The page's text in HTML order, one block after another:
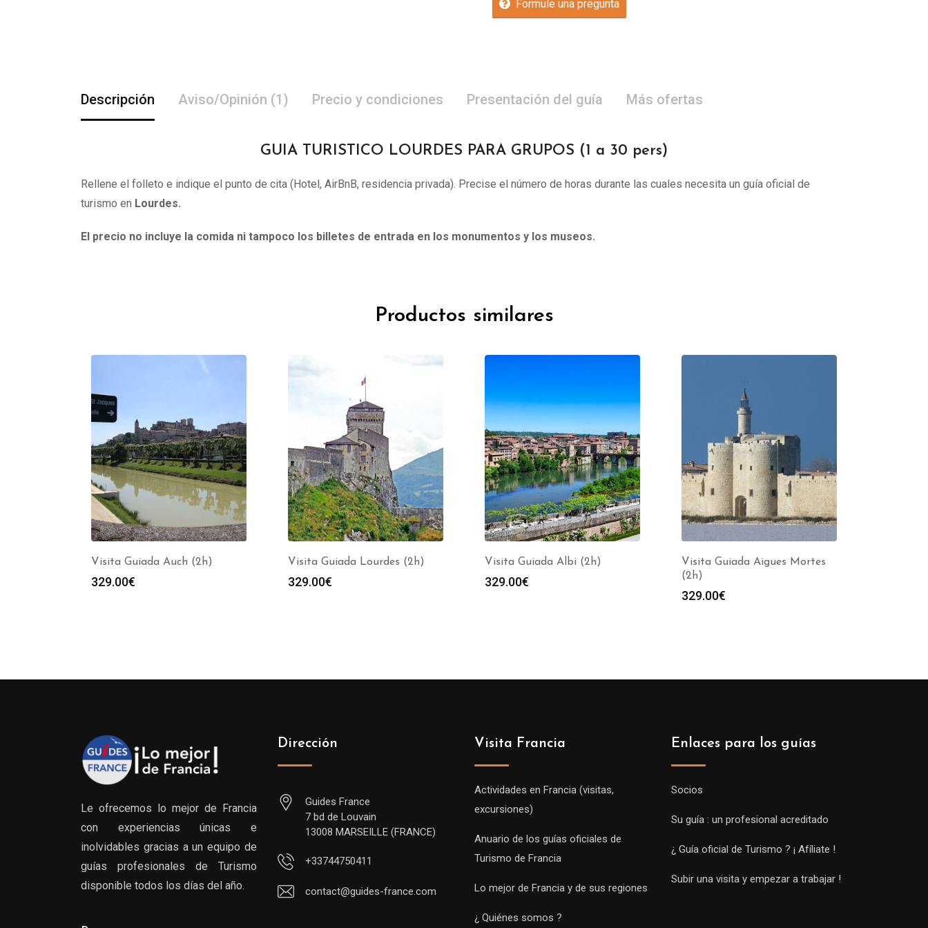
Formule una pregunta
Descripción Aviso/Opinión (1) Precio y condiciones Presentación del guía Más ofertas
GUIA TURISTICO LOURDES PARA GRUPOS (1 a 30 pers)
Rellene el folleto e indique el punto de cita (Hotel, AirBnB, residencia privada). Precise el número de horas durante las cuales necesita un guía oficial de
turismo en Lourdes.
El precio no incluye la comida ni tampoco los billetes de entrada en los monumentos y los museos.
Productos similares
Visita Guiada Auch (2h)
329.00€
Visita Guiada Lourdes (2h)
329.00€
Visita Guiada Albi (2h)
329.00€
Visita Guiada Aigues Mortes
(2h)
329.00€
Le ofrecemos lo mejor de Francia
con experiencias únicas e
inolvidables gracias a un equipo de
guías profesionales de Turismo
disponible todos los días del año.
Dirección
Guides France
7 bd de Louvain
13008 MARSEILLE (FRANCE)
+33744750411
contact@guides-france.com
Visita Francia
Actividades en Francia (visitas,
excursiones)
Anuario de los guías oficiales de
Turismo de Francia
Lo mejor de Francia y de sus regiones
¿ Quiénes somos ?
Enlaces para los guías
Socios
Su guía : un profesional acreditado
¿ Guía oficial de Turismo ? ¡ Afíliate !
Subir una visita y empezar a trabajar !